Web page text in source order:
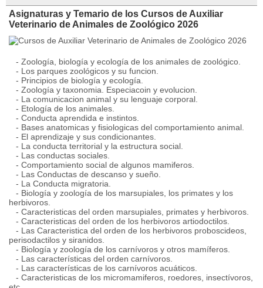
Asignaturas y Temario de los Cursos de Auxiliar
Veterinario de Animales de Zoológico 2026
- Zoología, biología y ecología de los animales de zoológico.
- Los parques zoológicos y su funcion.
- Principios de biología y ecología.
- Zoología y taxonomi­a. Especiacoin y evolucion.
- La comunicacion animal y su lenguaje corporal.
- Etología de los animales.
- Conducta aprendida e instintos.
- Bases anatomicas y fisiologicas del comportamiento animal.
- El aprendizaje y sus condicionantes.
- La conducta territorial y la estructura social.
- Las conductas sociales.
- Comportamiento social de algunos mamiferos.
- Las Conductas de descanso y sueño.
- La Conducta migratoria.
- Biología y zoología de los marsupiales, los primates y los
herbi­voros.
- Caracteri­sticas del orden marsupiales, primates y herbi­voros.
- Caracteristicas del orden de los herbi­voros artiodoctilos.
- Las Caracteri­stica del orden de los herbi­voros proboscideos,
perisodactilos y siranidos.
- Biología y zoología de los carnívoros y otros mamíferos.
- Las características del orden carnívoros.
- Las características de los carnívoros acuáticos.
- Caracteri­sticas de los micromami­feros, roedores, insectívoros,